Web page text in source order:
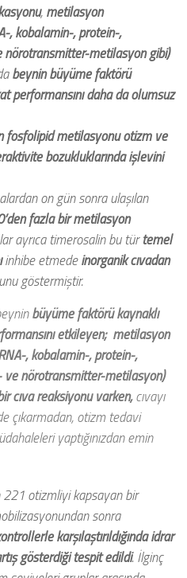
, metilasyon
, kobalamin-, protein-,
metilasyon gibi)
beynin büyüme faktörü
performansını daha da olumsuz
fosfolipid metilasyonu otizm ve
bozukluklarında işlevini
on gün sonra ulaşılan
fazla bir metilasyon
ayrıca timerosalin bu türtemel
inhibe etmedeinorganik cıvadan
göstermiştir.
büyüme faktörü kaynaklı
etkileyen; metilasyon
, kobalamin-, protein-,
nörotransmitter-metilasyon)
cıva reaksiyonu varken,cıvayı
çıkarmadan, otizm tedavi
yaptığınızdan emin
221 otizmliyi kapsayan bir
sonra
karşılaştırıldığında idrar
gösterdiği tespit edildi. İlginç